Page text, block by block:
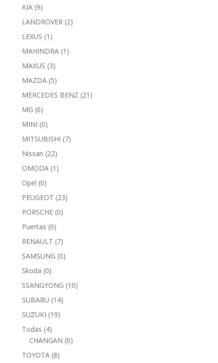
KIA (9)
LANDROVER (2)
LEXUS (1)
MAHINDRA (1)
MAXUS (3)
MAZDA (5)
MERCEDES BENZ (21)
MG (6)
MINI (0)
MITSUBISHI (7)
Nissan (22)
OMODA (1)
Opel (0)
PEUGEOT (23)
PORSCHE (0)
Puertas (0)
RENAULT (7)
SAMSUNG (0)
Skoda (0)
SSANGYONG (10)
SUBARU (14)
SUZUKI (19)
Todas (4)
CHANGAN (0)
TOYOTA (8)